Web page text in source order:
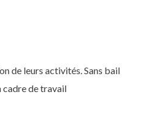
de leurs activités. Sans bail
cadre de travail